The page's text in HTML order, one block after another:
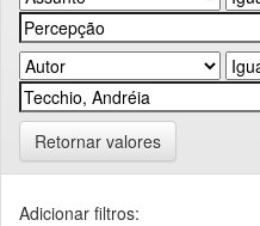
Retornar valores
Adicionar filtros: